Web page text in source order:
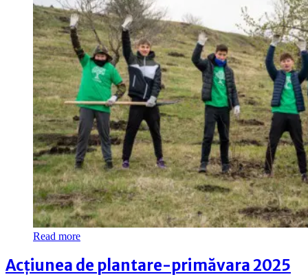
Read more
Acțiunea de plantare-primăvara 2025